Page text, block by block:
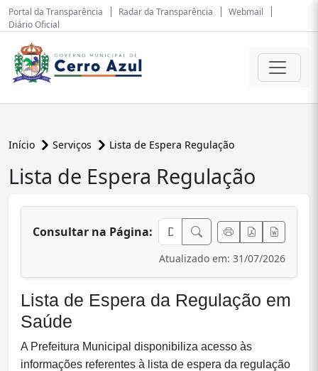
Portal da Transparência Radar da Transparência
Webmail
Diário Oficial
Início Serviços Lista de Espera Regulação
conteúdo principal
Lista de Espera Regulação
Consultar na Página:
Atualizado em: 31/07/2026
Lista de Espera da Regulação em
Saúde
A Prefeitura Municipal disponibiliza acesso às
informações referentes à lista de espera da regulação